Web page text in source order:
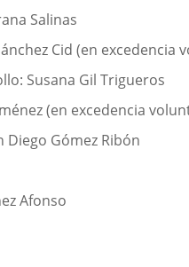
Salinas
Cid (en excedencia
Susana Gil Trigueros
(en excedencia
Diego Gómez Ribón
Afonso